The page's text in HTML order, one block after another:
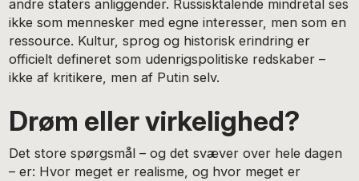
andre staters anliggender. Russisktalende mindretal ses
ikke som mennesker med egne interesser, men som en
ressource. Kultur, sprog og historisk erindring er
officielt defineret som udenrigspolitiske redskaber –
ikke af kritikere, men af Putin selv.
Drøm eller virkelighed?
Det store spørgsmål – og det svæver over hele dagen
– er: Hvor meget er realisme, og hvor meget er